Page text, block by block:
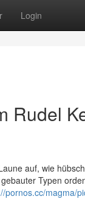
Login
Rudel
auf, wie
Typen
pornos.cc/magma/